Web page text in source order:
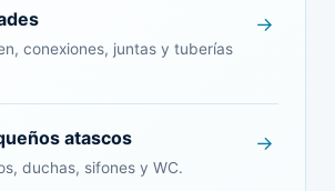
conexiones, juntas y tuberías
atascos
duchas, sifones y WC.